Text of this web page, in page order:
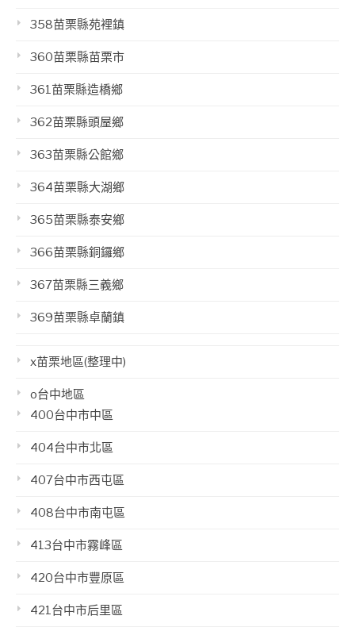
358苗栗縣苑裡鎮
360苗栗縣苗栗市
361苗栗縣造橋鄉
362苗栗縣頭屋鄉
363苗栗縣公館鄉
364苗栗縣大湖鄉
365苗栗縣泰安鄉
366苗栗縣銅鑼鄉
367苗栗縣三義鄉
369苗栗縣卓蘭鎮
x苗栗地區(整理中)
o台中地區
400台中市中區
404台中市北區
407台中市西屯區
408台中市南屯區
413台中市霧峰區
420台中市豐原區
421台中市后里區